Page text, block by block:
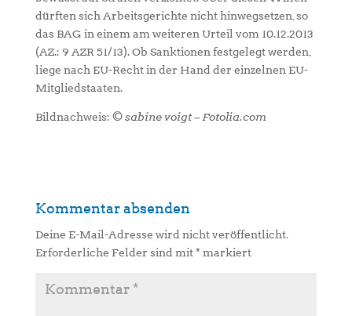
dürften sich Arbeitsgerichte nicht hinwegsetzen, so
das BAG in einem am weiteren Urteil vom 10.12.2013
(AZ.: 9 AZR 51/13). Ob Sanktionen festgelegt werden,
liege nach EU-Recht in der Hand der einzelnen EU-
Mitgliedstaaten.
Bildnachweis: © sabine voigt – Fotolia.com
Kommentar absenden
Deine E-Mail-Adresse wird nicht veröffentlicht.
Erforderliche Felder sind mit* markiert